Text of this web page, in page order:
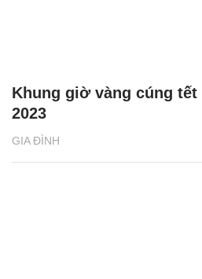
GIA ĐÌNH
Khung giờ vàng cúng tết
2023